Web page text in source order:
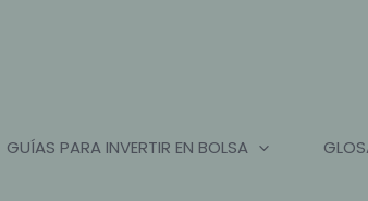
GUÍAS PARA INVERTIR EN BOLSA